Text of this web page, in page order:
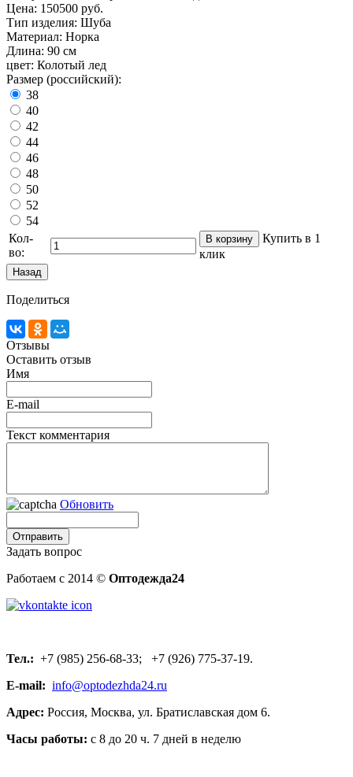
Цена: 150500 руб.
Тип изделия: Шуба
Материал: Норка
Длина: 90 см
цвет: Колотый лед
Размер (российский):
38
40
42
44
46
48
50
52
54
Кол-
во:
Купить в 1
клик
Поделиться
Отзывы
Оставить отзыв
Имя
E-mail
Текст комментария
Обновить
Задать вопрос
Работаем с 2014 © Оптодежда24
Тел.: +7 (985) 256-68-33; +7 (926) 775-37-19.
E-mail: info@optodezhda24.ru
Адрес: Россия, Москва, ул. Братиславская дом 6.
Часы работы: с 8 до 20 ч. 7 дней в неделю